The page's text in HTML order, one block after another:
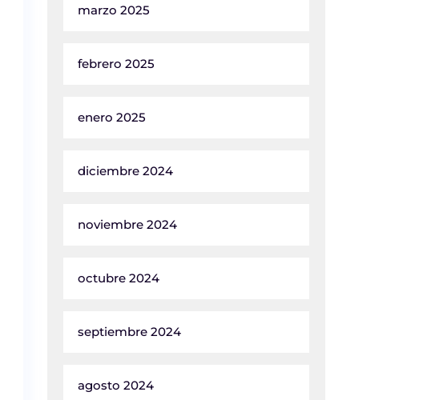
marzo 2025
febrero 2025
enero 2025
diciembre 2024
noviembre 2024
octubre 2024
septiembre 2024
agosto 2024